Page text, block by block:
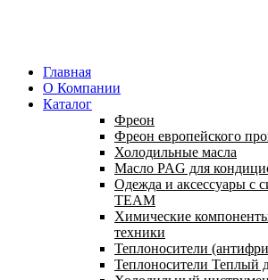
Главная
О Компании
Каталог
Фреон
Фреон европейского
Холодильные масла
Масло PAG для
Одежда и аксессуары с
TEAM
Химические
техники
Теплоносители
Теплоносители Теплый